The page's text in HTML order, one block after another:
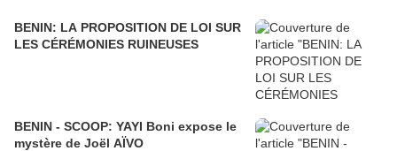
BENIN: LA PROPOSITION DE LOI SUR
LES CÉRÉMONIES RUINEUSES
BENIN - SCOOP: YAYI Boni expose le
mystère de Joël AÏVO